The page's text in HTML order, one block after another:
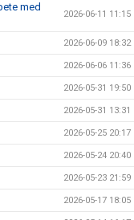
med
2026-06-11 11:15
2026-06-09 18:32
2026-06-06 11:36
2026-05-31 19:50
2026-05-31 13:31
2026-05-25 20:17
2026-05-24 20:40
2026-05-23 21:59
2026-05-17 18:05